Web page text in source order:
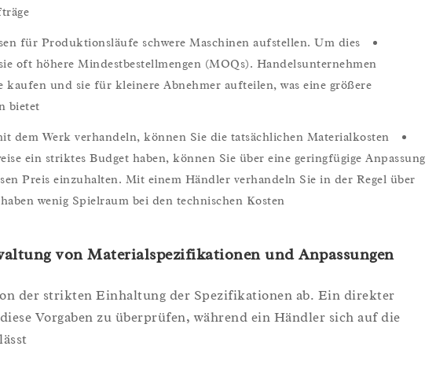
für Produktionsläufe schwere Maschinen aufstellen. Um dies
oft höhere Mindestbestellmengen (MOQs). Handelsunternehmen
kaufen und sie für kleinere Abnehmer aufteilen, was eine größere
bietet.
dem Werk verhandeln, können Sie die tatsächlichen Materialkosten
ein striktes Budget haben, können Sie über eine geringfügige Anpassung
Preis einzuhalten. Mit einem Händler verhandeln Sie in der Regel über
wenig Spielraum bei den technischen Kosten.
von Materialspezifikationen und Anpassungen
der strikten Einhaltung der Spezifikationen ab. Ein direkter
Vorgaben zu überprüfen, während ein Händler sich auf die